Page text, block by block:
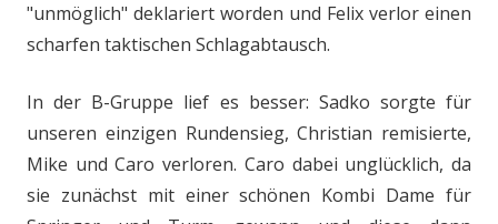
"unmöglich" deklariert worden und Felix verlor einen
scharfen taktischen Schlagabtausch.
In der B-Gruppe lief es besser: Sadko sorgte für
unseren einzigen Rundensieg, Christian remisierte,
Mike und Caro verloren. Caro dabei unglücklich, da
sie zunächst mit einer schönen Kombi Dame für